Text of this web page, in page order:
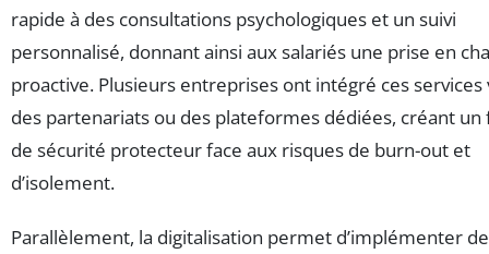
rapide à des consultations psychologiques et un suivi
personnalisé, donnant ainsi aux salariés une prise en
proactive. Plusieurs entreprises ont intégré ces services
des partenariats ou des plateformes dédiées, créant un
de sécurité protecteur face aux risques de burn-out et
d’isolement.
Parallèlement, la digitalisation permet d’implémenter